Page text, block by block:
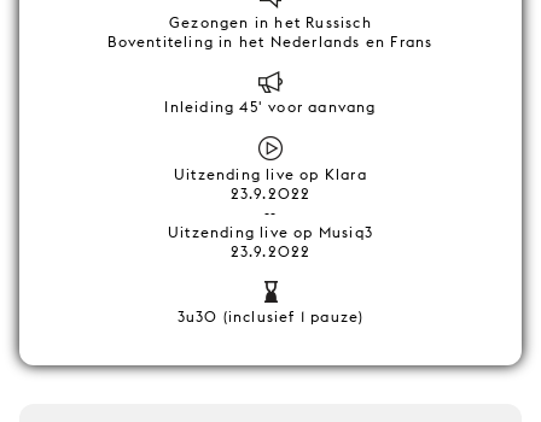
Gezongen in het Russisch
Boventiteling in het Nederlands en Frans
Inleiding 45' voor aanvang
Uitzending live op Klara
23.9.2022
--
Uitzending live op Musiq3
23.9.2022
3u30 (inclusief 1 pauze)